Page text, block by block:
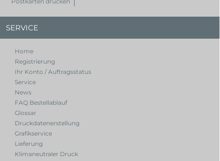
SERVICE
Home
Registrierung
Ihr Konto / Auftragsstatus
Service
News
FAQ Bestellablauf
Glossar
Druckdatenerstellung
Grafikservice
Lieferung
Klimaneutraler Druck